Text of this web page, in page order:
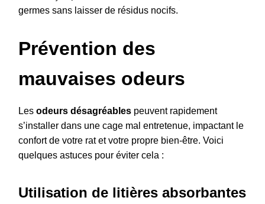
germes sans laisser de résidus nocifs.
Prévention des
mauvaises odeurs
Les odeurs désagréables peuvent rapidement
s’installer dans une cage mal entretenue, impactant le
confort de votre rat et votre propre bien-être. Voici
quelques astuces pour éviter cela :
Utilisation de litières absorbantes